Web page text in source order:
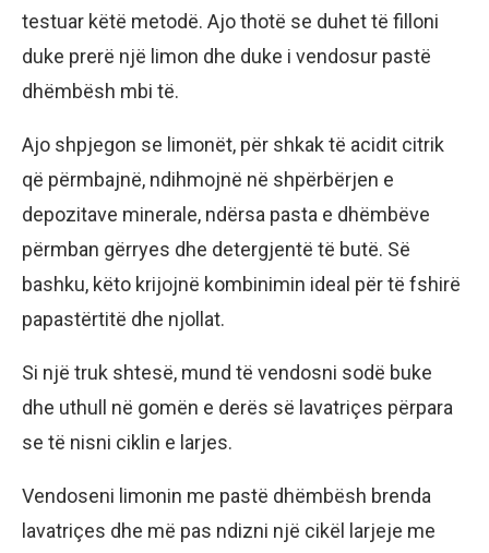
testuar këtë metodë. Ajo thotë se duhet të filloni
duke prerë një limon dhe duke i vendosur pastë
dhëmbësh mbi të.
Ajo shpjegon se limonët, për shkak të acidit citrik
që përmbajnë, ndihmojnë në shpërbërjen e
depozitave minerale, ndërsa pasta e dhëmbëve
përmban gërryes dhe detergjentë të butë. Së
bashku, këto krijojnë kombinimin ideal për të fshirë
papastërtitë dhe njollat.
Si një truk shtesë, mund të vendosni sodë buke
dhe uthull në gomën e derës së lavatriçes përpara
se të nisni ciklin e larjes.
Vendoseni limonin me pastë dhëmbësh brenda
lavatriçes dhe më pas ndizni një cikël larjeje me